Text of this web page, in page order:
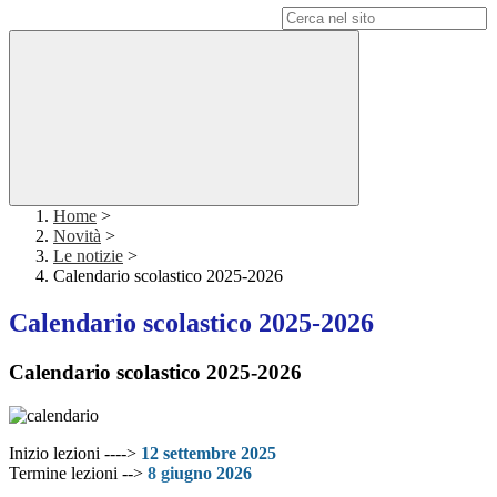
Home >
Novità >
Le notizie >
Calendario scolastico 2025-2026
Calendario scolastico 2025-2026
Calendario scolastico 2025-2026
Inizio lezioni ----> 12 settembre 2025
Termine lezioni --> 8 giugno 2026